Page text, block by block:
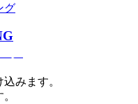
みます。